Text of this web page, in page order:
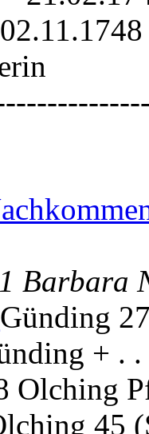
Barbara
Günding
+ .
Olching
45